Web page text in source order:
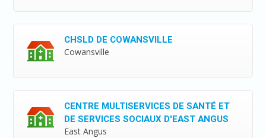
CHSLD DE COWANSVILLE
Cowansville
CENTRE MULTISERVICES DE SANTÉ ET
DE SERVICES SOCIAUX D'EAST ANGUS
East Angus